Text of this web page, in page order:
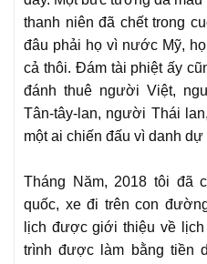
thanh niên đã chết trong
đâu phải họ vì nước Mỹ,
cả thôi. Đám tài phiệt ấy
đánh thuê người Việt,
Tân-tây-lan, người Thái
một ai chiến đấu vì danh dự
Tháng Năm, 2018 tôi đã
quốc, xe đi trên con
lịch được giới thiệu về
trình được làm bằng tiền